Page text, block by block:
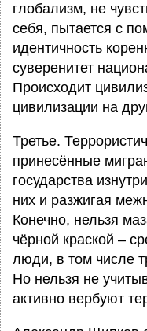
глобализм, не
себя, пытается с
идентичность
суверенитет
Происходит
цивилизации на
Третье.
принесённые
государства
них и разжигая
Конечно, нельзя
чёрной краской –
люди, в том числе
Но нельзя не
активно вербуют